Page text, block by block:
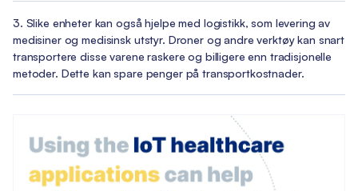
Slike enheter kan også hjelpe med logistikk, som levering av
medisiner og medisinsk utstyr. Droner og andre verktøy kan snart
transportere disse varene raskere og billigere enn tradisjonelle
metoder. Dette kan spare penger på transportkostnader.